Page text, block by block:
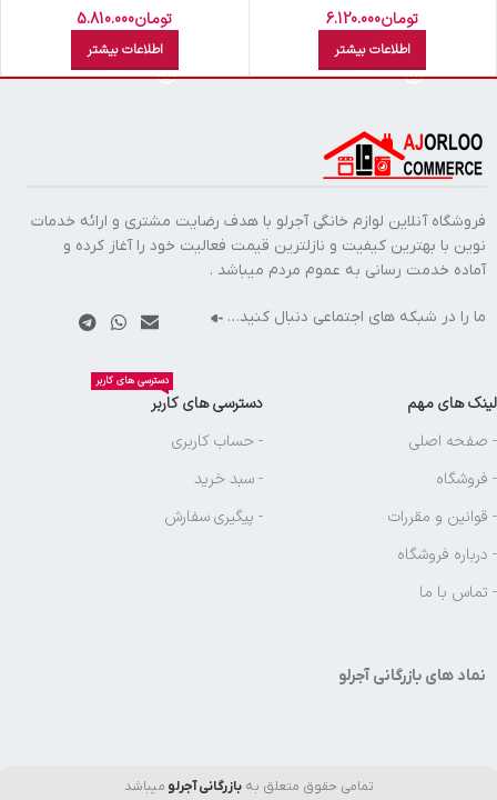
تومان6.120.000
اطلاعات بیشتر
تومان5.810.000
اطلاعات بیشتر
فروشگاه آنلاین لوازم خانگی آجرلو با هدف رضایت مشتری و ارائه خدمات
نوین با بهترین کیفیت و نازلترین قیمت فعالیت خود را آغاز کرده و
آماده خدمت رسانی به عموم مردم میباشد .
ما را در شبکه های اجتماعی دنبال کنید…
لینک های مهم
- صفحه اصلی
- فروشگاه
- قوانین و مقررات
- درباره فروشگاه
- تماس با ما
دسترسی های کاربر
دسترسی های کاربر
- حساب کاربری
- سبد خرید
- پیگیری سفارش
نماد های بازرگانی آجرلو
تمامی حقوق متعلق بهبازرگانی آجرلو میباشد